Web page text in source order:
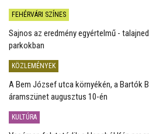
FEHÉRVÁRI SZÍNES
Sajnos az eredmény egyértelmű -
parkokban
KÖZLEMÉNYEK
A Bem József utca környékén, a Bartók
áramszünet augusztus 10-én
KULTÚRA